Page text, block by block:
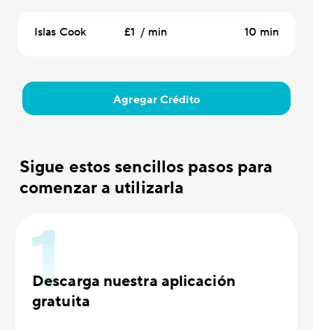
Islas Cook £1 / min 10 min
Agregar Crédito
Sigue estos sencillos pasos para
comenzar a utilizarla
Descarga nuestra aplicación
gratuita